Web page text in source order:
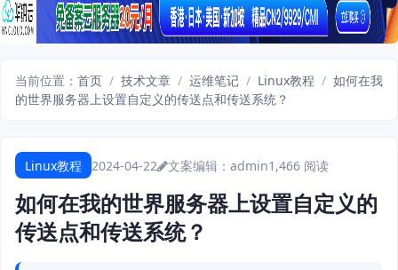
当前位置： 首页 / 技术文章 / 运维笔记 / Linux教程 / 如何在我
的世界服务器上设置自定义的传送点和传送系统？
Linux教程 2024-04-22 文案编辑：admin1,466 阅读
如何在我的世界服务器上设置自定义的
传送点和传送系统？